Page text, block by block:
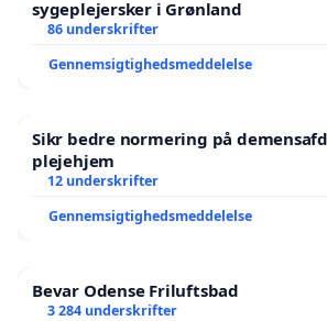
sygeplejersker i Grønland
86 underskrifter
Gennemsigtighedsmeddelelse
Sikr bedre normering på
plejehjem
12 underskrifter
Gennemsigtighedsmeddelelse
Bevar Odense Friluftsbad
3 284 underskrifter